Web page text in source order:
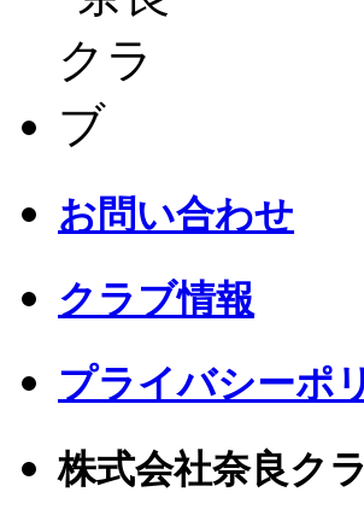
お問い合わせ
クラブ情報
プライバシーポ
株式会社奈良ク